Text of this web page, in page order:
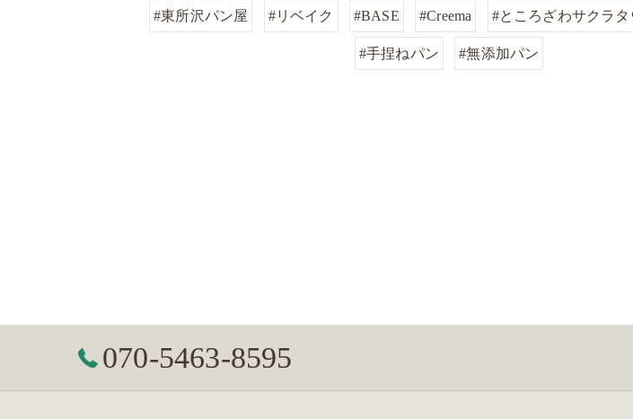
#東所沢パン屋 #リベイク #BASE #Creema #ところざわサクラタ
#手捏ねパン #無添加パン
070-5463-8595